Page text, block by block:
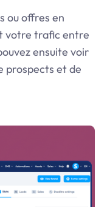
ou offres en
votre trafic entre
ensuite voir
prospects et de